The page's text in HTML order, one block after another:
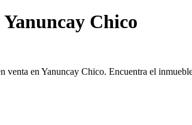
Yanuncay Chico
venta en Yanuncay Chico. Encuentra el